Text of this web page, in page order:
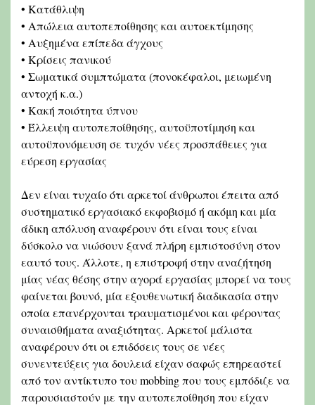
• Κατάθλιψη
• Απώλεια αυτοπεποίθησης και αυτοεκτίμησης
• Αυξημένα επίπεδα άγχους
• Κρίσεις πανικού
• Σωματικά συμπτώματα (πονοκέφαλοι, μειωμένη
αντοχή κ.α.)
• Κακή ποιότητα ύπνου
• Έλλειψη αυτοπεποίθησης, αυτοϋποτίμηση και
αυτοϋπονόμευση σε τυχόν νέες προσπάθειες για
εύρεση εργασίας
Δεν είναι τυχαίο ότι αρκετοί άνθρωποι έπειτα από
συστηματικό εργασιακό εκφοβισμό ή ακόμη και μία
άδικη απόλυση αναφέρουν ότι είναι τους είναι
δύσκολο να νιώσουν ξανά πλήρη εμπιστοσύνη στον
εαυτό τους. Άλλοτε, η επιστροφή στην αναζήτηση
μίας νέας θέσης στην αγορά εργασίας μπορεί να τους
φαίνεται βουνό, μία εξουθενωτική διαδικασία στην
οποία επανέρχονται τραυματισμένοι και φέροντας
συναισθήματα αναξιότητας. Αρκετοί μάλιστα
αναφέρουν ότι οι επιδόσεις τους σε νέες
συνεντεύξεις για δουλειά είχαν σαφώς επηρεαστεί
από τον αντίκτυπο του mobbing που τους εμπόδιζε να
παρουσιαστούν με την αυτοπεποίθηση που είχαν